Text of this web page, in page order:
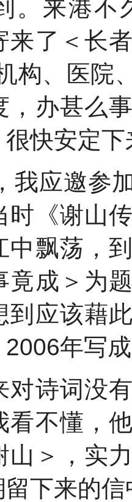
。来港
来了＜长
构、医院
，办甚么
快安定
我应邀参
时《谢山
中飘荡，
竟成＞为
到应该藉
2006年写
词没有
看不懂，
山＞，实
下来的